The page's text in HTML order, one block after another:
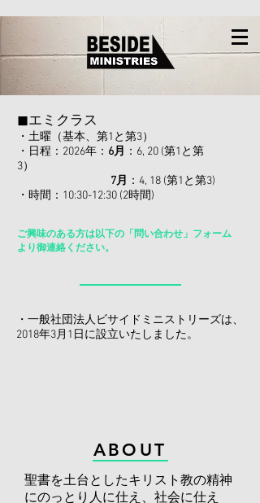
◼︎エミクラス
・土曜（基本、第1と第3）
・日程：2026年： 6月 ：6, 20 (第1と第
3）
7月 ：4, 18 (第1と第3)
・時間：10:30-12:30 ​(2時間)​
ご興味のある方は以下の「問い合わせ」フォーム
より御連絡ください。
​・一般社団法人ビサイドミニストリーズは、
2018年3月1日に設立いたしました。
​ABOUT
聖書を土台としたキリスト教の精神
にのっとり人に仕え、社会に仕え